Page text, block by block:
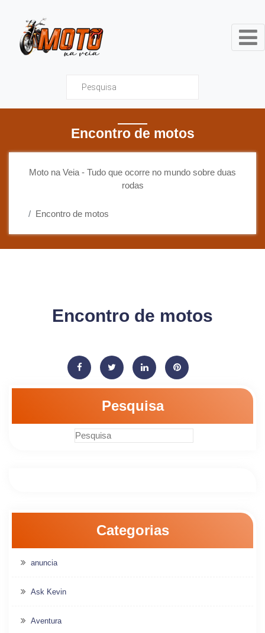
Moto na Veia - Tudo que
Encontro de motos
Moto na Veia - Tudo que ocorre no mundo sobre duas
rodas
Encontro de motos
Encontro de motos
Pesquisa
Categorias
anuncia
Ask Kevin
Aventura